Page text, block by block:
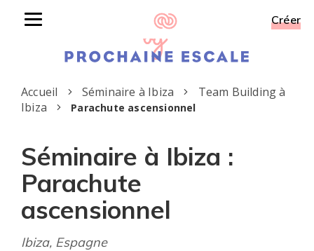
Toggle
Créer
Accueil Séminaire à Ibiza
Team Building à
Ibiza
Parachute ascensionnel
Séminaire à Ibiza :
Parachute
ascensionnel
Ibiza, Espagne